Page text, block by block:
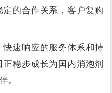
的合作关系，客户复购
速响应的服务体系和持
稳步成长为国内消泡剂
。